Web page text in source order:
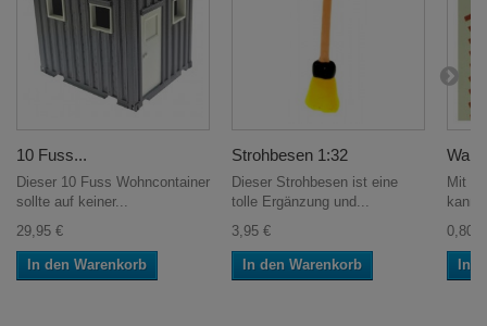
10 Fuss...
Dieser 10 Fuss Wohncontainer
sollte auf keiner...
29,95 €
In den Warenkorb
Strohbesen 1:32
Dieser Strohbesen ist eine
tolle Ergänzung und...
3,95 €
In den Warenkorb
Mit
0,80 €
In